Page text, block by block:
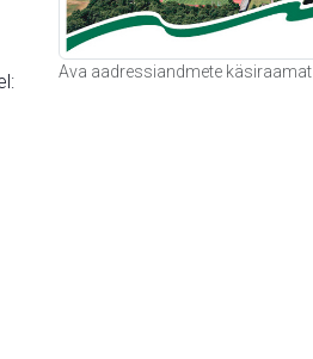
Ava aadressiandmete käsiraamat